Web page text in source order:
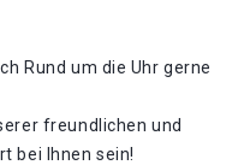
Rund um die Uhr gerne
freundlichen und
bei Ihnen sein!